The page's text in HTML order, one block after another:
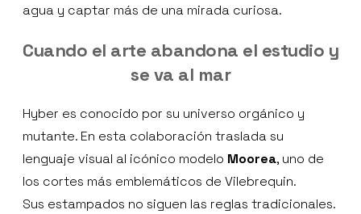
agua y captar más de una mirada curiosa.
Cuando el arte abandona el estudio y
se va al mar
Hyber es conocido por su universo orgánico y
mutante. En esta colaboración traslada su
lenguaje visual al icónico modelo Moorea, uno de
los cortes más emblemáticos de Vilebrequin.
Sus estampados no siguen las reglas tradicionales.